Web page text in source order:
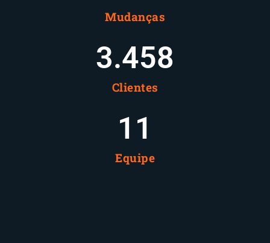
Mudanças
Clientes
3.460
Equipe
12